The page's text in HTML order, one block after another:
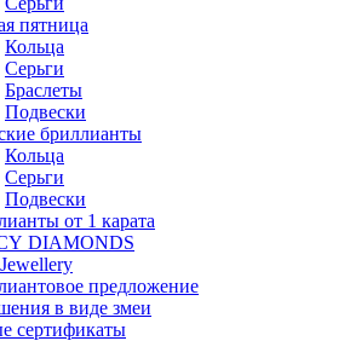
пятница
Кольца
Серьги
Браслеты
Подвески
бриллианты
Кольца
Серьги
Подвески
от 1 карата
DIAMONDS
предложение
в виде змеи
сертификаты